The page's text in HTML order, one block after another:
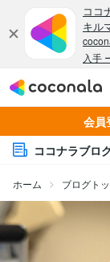
会員
ココナラブロ
ホーム ブログト